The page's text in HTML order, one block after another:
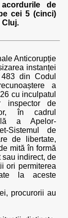
de
cei 5 (cinci)
Cluj.
Anticorupție
instanței
din Codul
a
cu inculpatul
inspector de
în cadrul
a Apelor-
Sistemul de
de libertate,
mită în formă
sau indirect, de
ori permiterea
la aceste
procurorii au